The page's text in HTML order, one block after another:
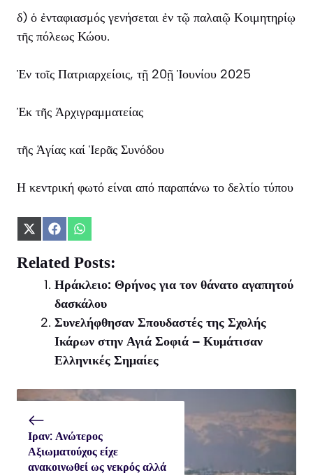
δ) ὁ ἐνταφιασμός γενήσεται ἐν τῷ παλαιῷ Κοιμητηρίῳ
τῆς πόλεως Κώου.
Ἐν τοῖς Πατριαρχείοις, τῇ 20ῇ Ἰουνίου 2025
Ἐκ τῆς Ἀρχιγραμματείας
τῆς Ἁγίας καί Ἱερᾶς Συνόδου
Η κεντρική φωτό είναι από παραπάνω το δελτίο τύπου
Share
X
(Twitter)
Share
Facebook
Share
WhatsApp
Related Posts:
Ηράκλειο: Θρήνος για τον θάνατο αγαπητού
δασκάλου
Συνελήφθησαν Σπουδαστές της Σχολής
Ικάρων στην Αγιά Σοφιά – Κυμάτισαν
Ελληνικές Σημαίες
Ιραν: Ανώτερος
Αξιωματούχος είχε
ανακοινωθεί ως νεκρός αλλά